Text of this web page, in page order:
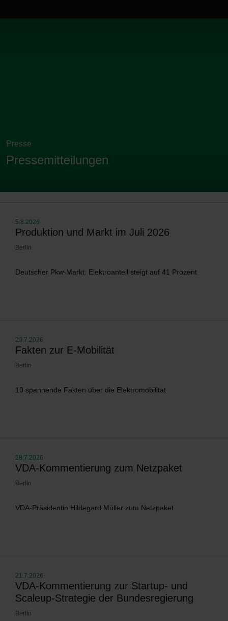
Presse
Pressemitteilungen
Produktion und Markt im Juli 2026
5.8.2026
Berlin
Deutscher Pkw-Markt: Elektroanteil steigt auf 41 Prozent
Fakten zur E-Mobilität
29.7.2026
Berlin
10 spannende Fakten über die Elektromobilität
VDA-Kommentierung zum Netzpaket
28.7.2026
Berlin
VDA-Präsidentin Hildegard Müller zum Netzpaket
VDA-Kommentierung zur Startup- und
Scaleup-Strategie der Bundesregierung
21.7.2026
Berlin